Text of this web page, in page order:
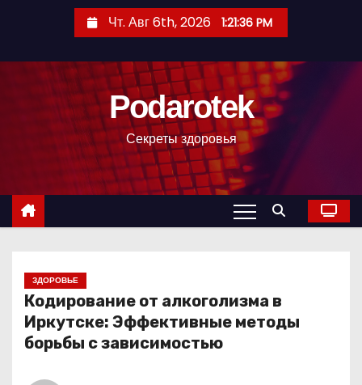
с
Чт. Авг 6th, 2026 1:21:37 PM
Podarotek
Секреты здоровья
ЗДОРОВЬЕ
Кодирование от алкоголизма в
Иркутске: Эффективные методы
борьбы с зависимостью